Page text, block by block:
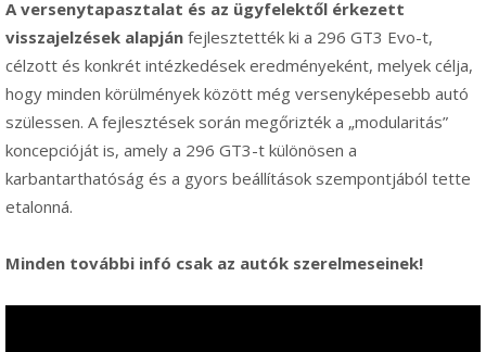
A versenytapasztalat és az ügyfelektől érkezett
visszajelzések alapján fejlesztették ki a 296 GT3 Evo-t,
célzott és konkrét intézkedések eredményeként, melyek célja,
hogy minden körülmények között még versenyképesebb autó
szülessen. A fejlesztések során megőrizték a „modularitás”
koncepcióját is, amely a 296 GT3-t különösen a
karbantarthatóság és a gyors beállítások szempontjából tette
etalonná.
Minden további infó csak az autók szerelmeseinek!